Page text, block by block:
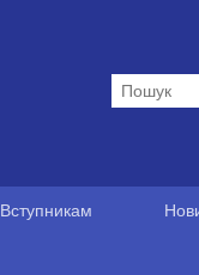
Вступникам